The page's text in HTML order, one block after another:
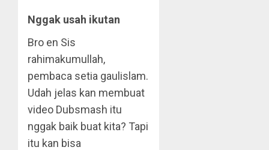
Nggak usah ikutan
Bro en Sis
rahimakumullah,
pembaca setia gaulislam.
Udah jelas kan membuat
video Dubsmash itu
nggak baik buat kita? Tapi
itu kan bisa